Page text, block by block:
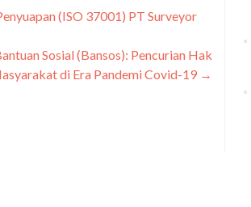
(ISO 37001) PT Surveyor
Sosial (Bansos): Pencurian Hak
di Era Pandemi Covid-19 →